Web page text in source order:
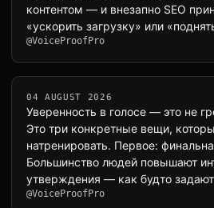
контентом — и внезапно SEO
«ускорить загрузку» или
@VoiceProofPro
04 AUGUST 2026
Уверенность в голосе — это не
Это три конкретные вещи,
натренировать. Первое:
Большинство людей повышают
утверждения — как будто
@VoiceProofPro